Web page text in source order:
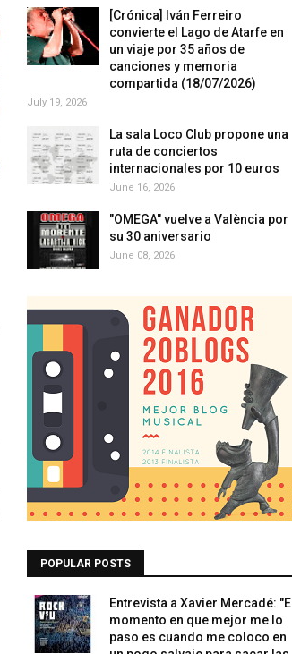
[Crónica] Iván Ferreiro
convierte el Lago de Atarfe en
un viaje por 35 años de
canciones y memoria
compartida (18/07/2026)
July 19, 2026
La sala Loco Club propone una
ruta de conciertos
internacionales por 10 euros
June 16, 2026
"OMEGA" vuelve a València por
su 30 aniversario
June 08, 2026
POPULAR POSTS
Entrevista a Xavier Mercadé: "El
momento en que mejor me lo
paso es cuando me coloco en